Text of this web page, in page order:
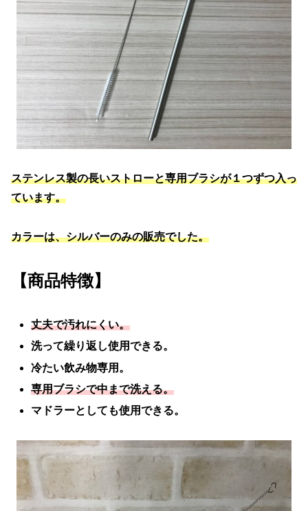
ステンレス製の長いストローと専用ブラシが１つずつ入っ
ています。
カラーは、シルバーのみの販売でした。
【商品特徴】
丈夫で汚れにくい。
洗って繰り返し使用できる。
冷たい飲み物専用。
専用ブラシで中まで洗える。
マドラーとしても使用できる。